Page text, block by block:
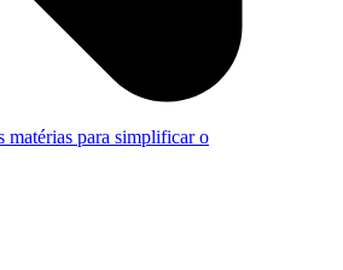
matérias para simplificar o